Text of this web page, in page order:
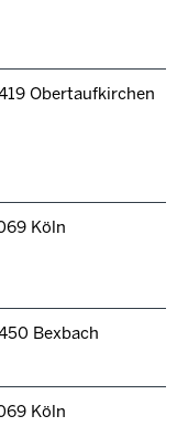
Obertaufkirchen
Köln
Bexbach
Köln